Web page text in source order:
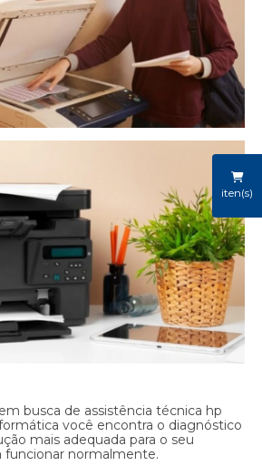
iten(s)
busca de assistência técnica hp
você encontra o diagnóstico
mais adequada para o seu
funcionar normalmente.